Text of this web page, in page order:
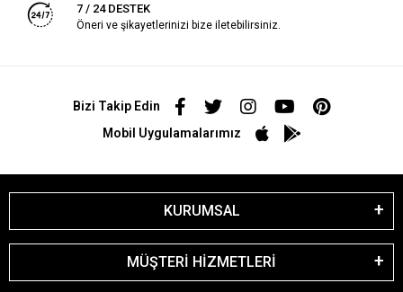
7 / 24 DESTEK
Öneri ve şikayetlerinizi bize iletebilirsiniz.
Bizi Takip Edin
Mobil Uygulamalarımız
KURUMSAL
MÜŞTERİ HİZMETLERİ